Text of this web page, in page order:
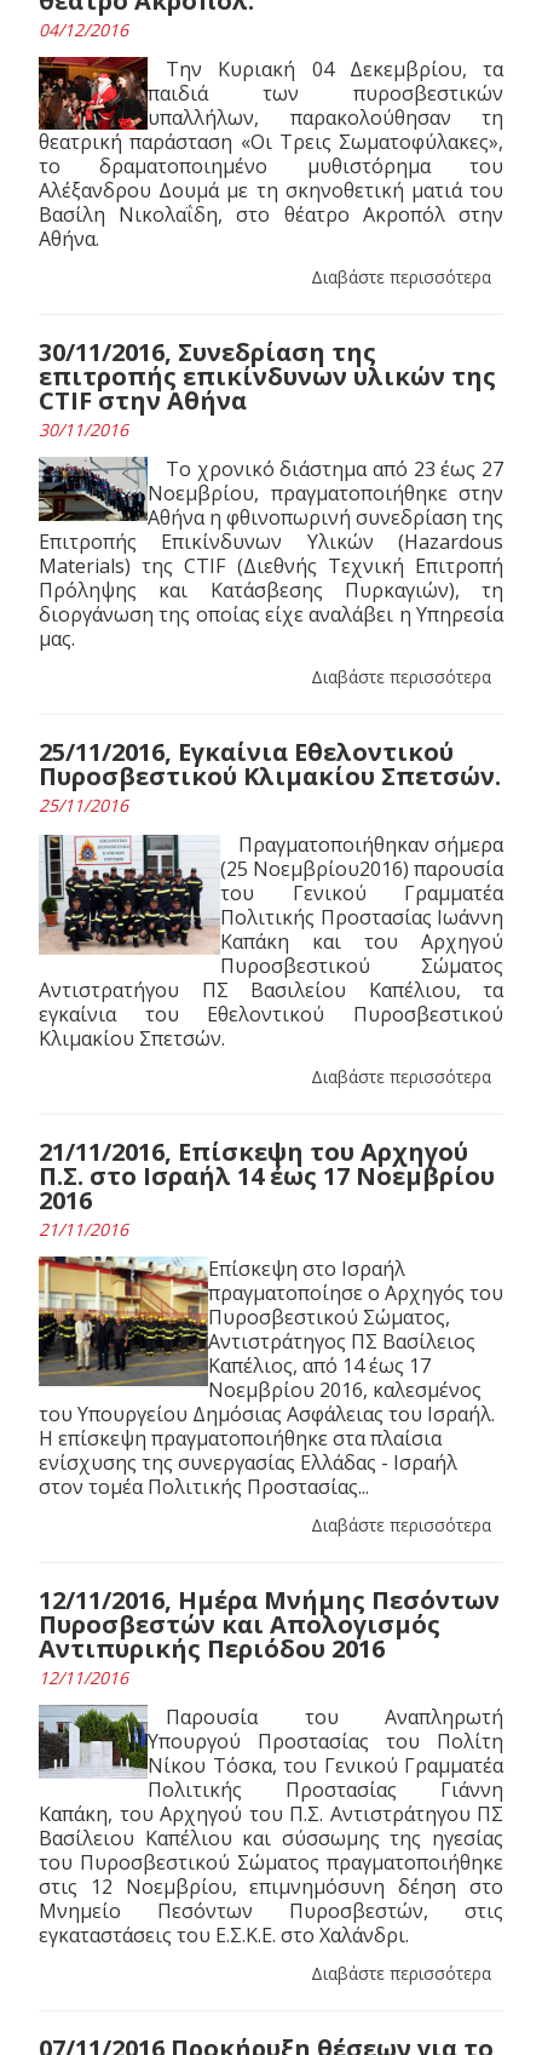
04/12/2016
Την Κυριακή 04 Δεκεμβρίου, τα
παιδιά των πυροσβεστικών
υπαλλήλων, παρακολούθησαν τη
θεατρική παράσταση «Οι Τρεις Σωματοφύλακες»,
το δραματοποιημένο μυθιστόρημα του
Αλέξανδρου Δουμά με τη σκηνοθετική ματιά του
Βασίλη Νικολαΐδη, στο θέατρο Ακροπόλ στην
Αθήνα.
Διαβάστε περισσότερα
30/11/2016, Συνεδρίαση της
επιτροπής επικίνδυνων υλικών της
CTIF στην Αθήνα
30/11/2016
Το χρονικό διάστημα από 23 έως 27
Νοεμβρίου, πραγματοποιήθηκε στην
Αθήνα η φθινοπωρινή συνεδρίαση της
Επιτροπής Επικίνδυνων Υλικών (Hazardous
Materials) της CTIF (Διεθνής Τεχνική Επιτροπή
Πρόληψης και Κατάσβεσης Πυρκαγιών), τη
διοργάνωση της οποίας είχε αναλάβει η Υπηρεσία
μας.
Διαβάστε περισσότερα
25/11/2016, Εγκαίνια Εθελοντικού
Πυροσβεστικού Κλιμακίου Σπετσών.
25/11/2016
Πραγματοποιήθηκαν σήμερα
(25 Νοεμβρίου2016) παρουσία
του Γενικού Γραμματέα
Πολιτικής Προστασίας Ιωάννη
Καπάκη και του Αρχηγού
Πυροσβεστικού Σώματος
Αντιστρατήγου ΠΣ Βασιλείου Καπέλιου, τα
εγκαίνια του Εθελοντικού Πυροσβεστικού
Κλιμακίου Σπετσών.
Διαβάστε περισσότερα
21/11/2016, Επίσκεψη του Αρχηγού
Π.Σ. στο Ισραήλ 14 έως 17 Νοεμβρίου
2016
21/11/2016
Επίσκεψη στο Ισραήλ
πραγματοποίησε ο Αρχηγός του
Πυροσβεστικού Σώματος,
Αντιστράτηγος ΠΣ Βασίλειος
Καπέλιος, από 14 έως 17
Νοεμβρίου 2016, καλεσμένος
του Υπουργείου Δημόσιας Ασφάλειας του Ισραήλ.
Η επίσκεψη πραγματοποιήθηκε στα πλαίσια
ενίσχυσης της συνεργασίας Ελλάδας - Ισραήλ
στον τομέα Πολιτικής Προστασίας...
Διαβάστε περισσότερα
12/11/2016, Ημέρα Μνήμης Πεσόντων
Πυροσβεστών και Απολογισμός
Αντιπυρικής Περιόδου 2016
12/11/2016
Παρουσία του Αναπληρωτή
Υπουργού Προστασίας του Πολίτη
Νίκου Τόσκα, του Γενικού Γραμματέα
Πολιτικής Προστασίας Γιάννη
Καπάκη, του Αρχηγού του Π.Σ. Αντιστράτηγου ΠΣ
Βασίλειου Καπέλιου και σύσσωμης της ηγεσίας
του Πυροσβεστικού Σώματος πραγματοποιήθηκε
στις 12 Νοεμβρίου, επιμνημόσυνη δέηση στο
Μνημείο Πεσόντων Πυροσβεστών, στις
εγκαταστάσεις του Ε.Σ.Κ.Ε. στο Χαλάνδρι.
Διαβάστε περισσότερα